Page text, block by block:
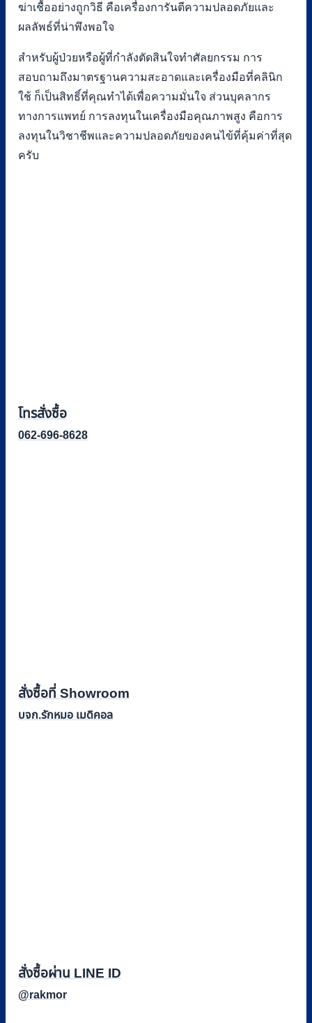
ฆ่าเชื้ออย่างถูกวิธี คือเครื่องการันตีความปลอดภัยและ
ผลลัพธ์ที่น่าพึงพอใจ
สำหรับผู้ป่วยหรือผู้ที่กำลังตัดสินใจทำศัลยกรรม การ
สอบถามถึงมาตรฐานความสะอาดและเครื่องมือที่คลินิก
ใช้ ก็เป็นสิทธิ์ที่คุณทำได้เพื่อความมั่นใจ ส่วนบุคลากร
ทางการแพทย์ การลงทุนในเครื่องมือคุณภาพสูง คือการ
ลงทุนในวิชาชีพและความปลอดภัยของคนไข้ที่คุ้มค่าที่สุด
ครับ
โทรสั่งซื้อ
062-696-8628
สั่งซื้อที่ Showroom
บจก.รักหมอ เมดิคอล
สั่งซื้อผ่าน LINE ID
@rakmor